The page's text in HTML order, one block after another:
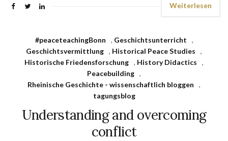
Weiterlesen
#peaceteachingBonn , Geschichtsunterricht
,
Geschichtsvermittlung , Historical Peace Studies
,
Historische Friedensforschung , History Didactics
,
Peacebuilding ,
Rheinische Geschichte - wissenschaftlich bloggen
,
tagungsblog
Understanding and overcoming
conflict